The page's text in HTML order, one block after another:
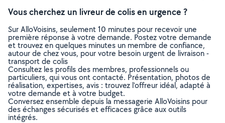
Vous cherchez un livreur de colis en urgence ?
Sur AlloVoisins, seulement 10 minutes pour recevoir une
première réponse à votre demande. Postez votre demande
et trouvez en quelques minutes un membre de confiance,
autour de chez vous, pour votre besoin urgent de livraison -
transport de colis
Consultez les profils des membres, professionnels ou
particuliers, qui vous ont contacté. Présentation, photos de
réalisation, expertises, avis : trouvez l'offreur idéal, adapté à
votre demande et à votre budget.
Conversez ensemble depuis la messagerie AlloVoisins pour
des échanges sécurisés et efficaces grâce aux outils
intégrés.